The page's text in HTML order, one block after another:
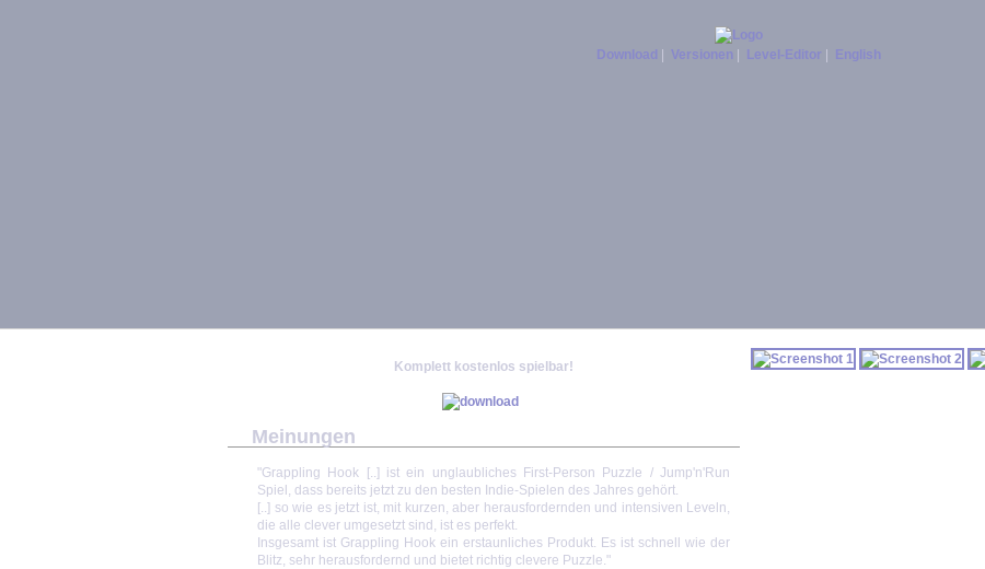
Download Versionen Level-Editor English
Komplett kostenlos spielbar!
Meinungen
"Grappling Hook [..] ist ein unglaubliches First-Person Puzzle / Jump'n'Run
Spiel, dass bereits jetzt zu den besten Indie-Spielen des Jahres gehört.
[..] so wie es jetzt ist, mit kurzen, aber herausfordernden und intensiven Leveln,
die alle clever umgesetzt sind, ist es perfekt.
Insgesamt ist Grappling Hook ein erstaunliches Produkt. Es ist schnell wie der
Blitz, sehr herausfordernd und bietet richtig clevere Puzzle."